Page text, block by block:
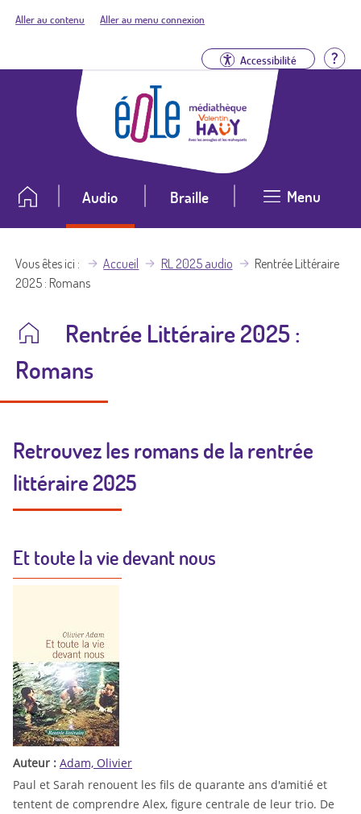
Aller au contenu Aller au menu connexion
Accessibilité
Audio Braille Menu
Vous êtes ici Accueil RL 2025 audio
Rentrée Littéraire
2025 : Romans
Rentrée Littéraire 2025 :
Romans
Retrouvez les romans de la rentrée
littéraire 2025
Et toute la vie devant nous
Auteur : Adam, Olivier
Paul et Sarah renouent les fils de quarante ans d'amitié et
tentent de comprendre Alex, figure centrale de leur trio. De